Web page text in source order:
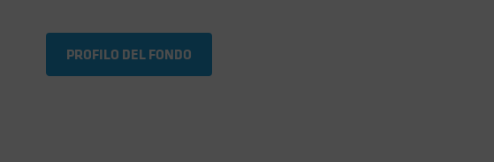
PROFILO DEL FONDO